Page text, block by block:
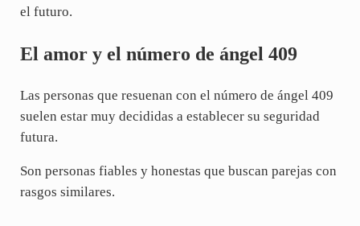
el futuro.
El amor y el número de ángel 409
Las personas que resuenan con el número de ángel 409
suelen estar muy decididas a establecer su seguridad
futura.
Son personas fiables y honestas que buscan parejas con
rasgos similares.